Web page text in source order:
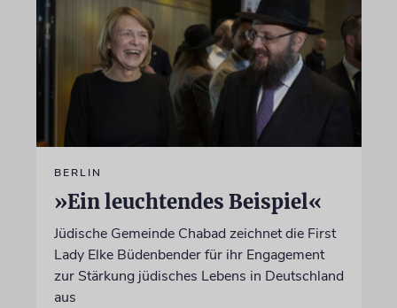
BERLIN
»Ein leuchtendes Beispiel«
Jüdische Gemeinde Chabad zeichnet die First
Lady Elke Büdenbender für ihr Engagement
zur Stärkung jüdisches Lebens in Deutschland
aus